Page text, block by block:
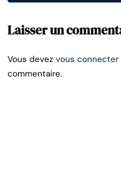
Laisser un
Vous devez vous connecter
commentaire.